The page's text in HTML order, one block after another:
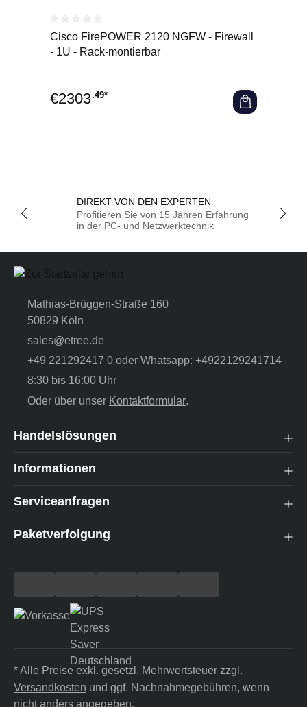
Durchschnittliche Bewertung von 0 von 5 Sternen
Cisco FirePOWER 2120 NGFW - Firewall
- 1U - Rack-montierbar
€2303.49*
DIREKT VON DEN EXPERTEN
Profitieren Sie von 15 Jahren Erfahrung
in der PC- und Netzwerktechnik
Mathias-Brüggen-Straße 160
50829 Köln
sales@etree.de
+49 221292417 0 oder Whatsapp: +4922129241714
8:30 bis 16:00 Uhr
Oder über unser Kontaktformular.
Handelslösungen
Informationen
Serviceanfragen
Paketverfolgung
* Alle Preise exkl. gesetzl. Mehrwertsteuer zzgl.
Versandkosten und ggf. Nachnahmegebühren, wenn
nicht anders angegeben.